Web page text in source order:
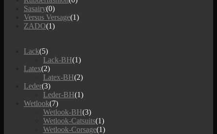
Sasairy(0)
Versus Versage(1)
ZADO(1)
Lack(5)
Lack-BH(1)
Latex(2)
Latex-BH(2)
Leder(3)
Leder-BH(1)
Wetlook(7)
Wetlook-BH(3)
Wetlook-Catsuits(1)
Wetlook-Corsage(1)